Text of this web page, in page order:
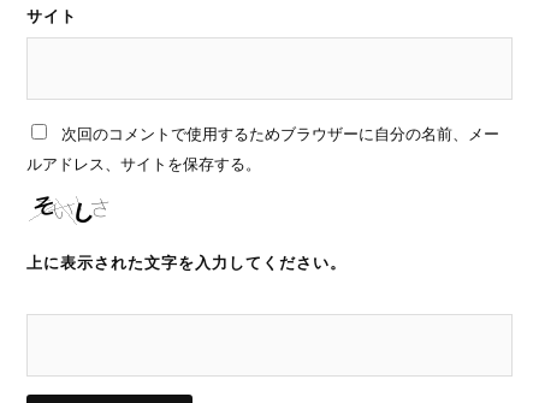
サイト
次回のコメントで使用するためブラウザーに自分の名前、メー
ルアドレス、サイトを保存する。
上に表示された文字を入力してください。